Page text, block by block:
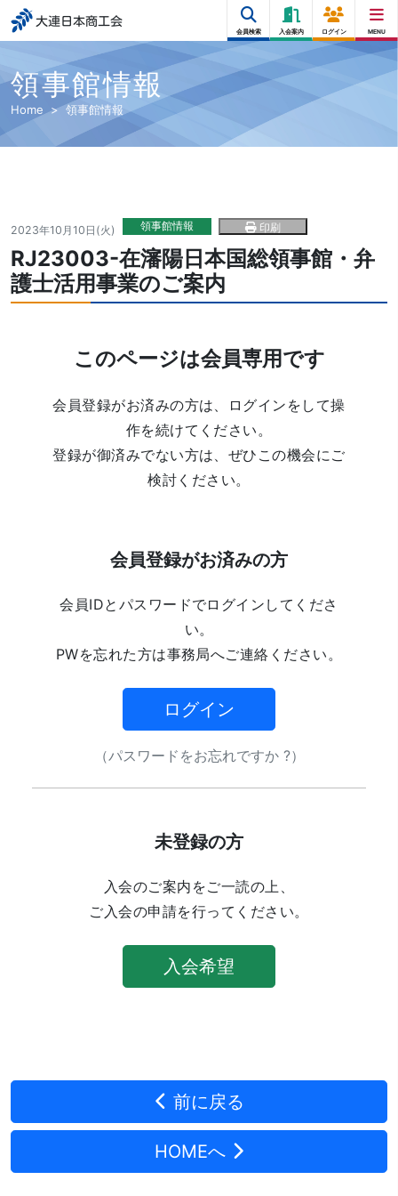
大連日本商工会
会員検索 入会案内 ログイン MENU
領事館情報
Home 領事館情報
2023年10月10日(火) 領事館情報 印刷
RJ23003-在瀋陽日本国総領事館・弁
護士活用事業のご案内
このページは会員専用です
会員登録がお済みの方は、ログインをして操
作を続けてください。
登録が御済みでない方は、ぜひこの機会にご
検討ください。
会員登録がお済みの方
会員IDとパスワードでログインしてくださ
い。
PWを忘れた方は事務局へご連絡ください。
ログイン
（パスワードをお忘れですか ?）
未登録の方
入会のご案内をご一読の上、
ご入会の申請を行ってください。
入会希望
前に戻る
HOMEへ